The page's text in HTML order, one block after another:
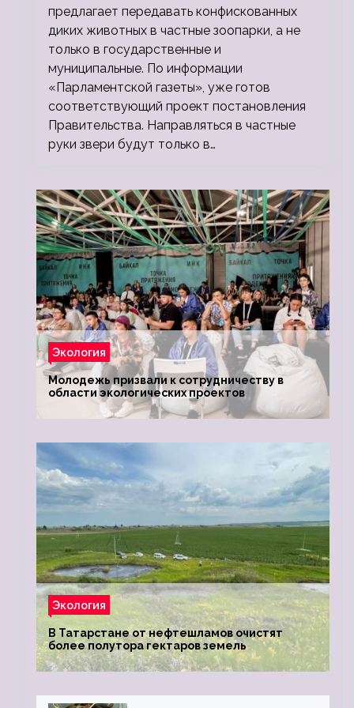
предлагает передавать конфискованных
диких животных в частные зоопарки, а не
только в государственные и
муниципальные. По информации
«Парламентской газеты», уже готов
соответствующий проект постановления
Правительства. Направляться в частные
руки звери будут только в…
Экология
Молодежь призвали к сотрудничеству в
области экологических проектов
Экология
В Татарстане от нефтешламов очистят
более полутора гектаров земель